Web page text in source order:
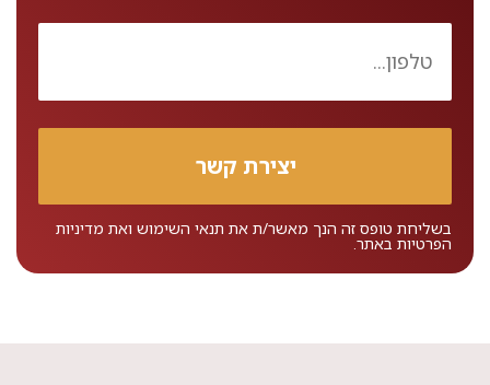
בשליחת טופס זה הנך מאשר/ת את תנאי השימוש ואת מדיניות
הפרטיות באתר.